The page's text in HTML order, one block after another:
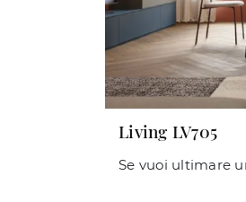
Living LV705